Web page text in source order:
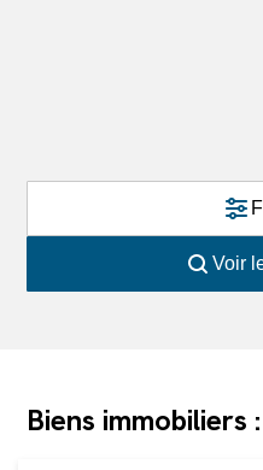
Voir
Biens